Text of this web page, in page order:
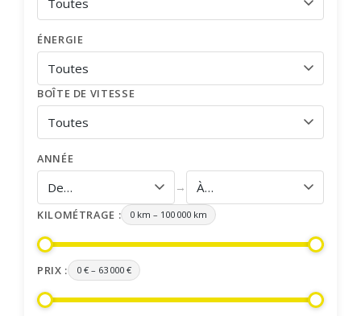
ÉNERGIE
BOÎTE DE VITESSE
ANNÉE
→
KILOMÉTRAGE : 0 km – 100 000 km
PRIX : 0 € – 63 000 €